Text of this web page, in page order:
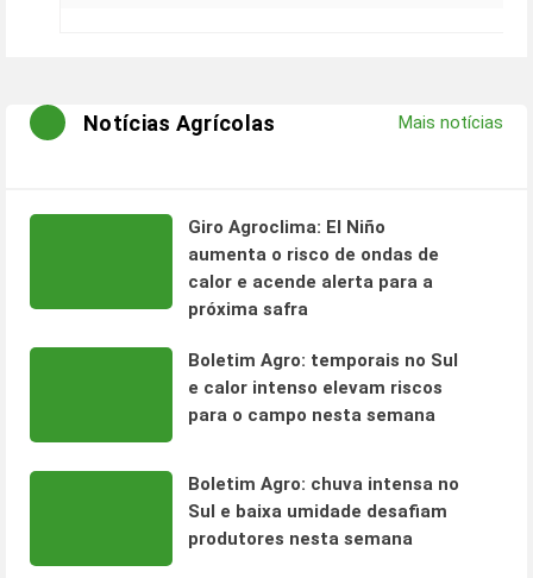
Notícias Agrícolas Mais notícias
Giro Agroclima: El Niño
aumenta o risco de ondas de
calor e acende alerta para a
próxima safra
Boletim Agro: temporais no Sul
e calor intenso elevam riscos
para o campo nesta semana
Boletim Agro: chuva intensa no
Sul e baixa umidade desafiam
produtores nesta semana